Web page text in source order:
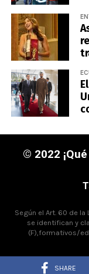
SHARE
© 2022
Según el Art. 60 de
se identifican y
(F),formativos/